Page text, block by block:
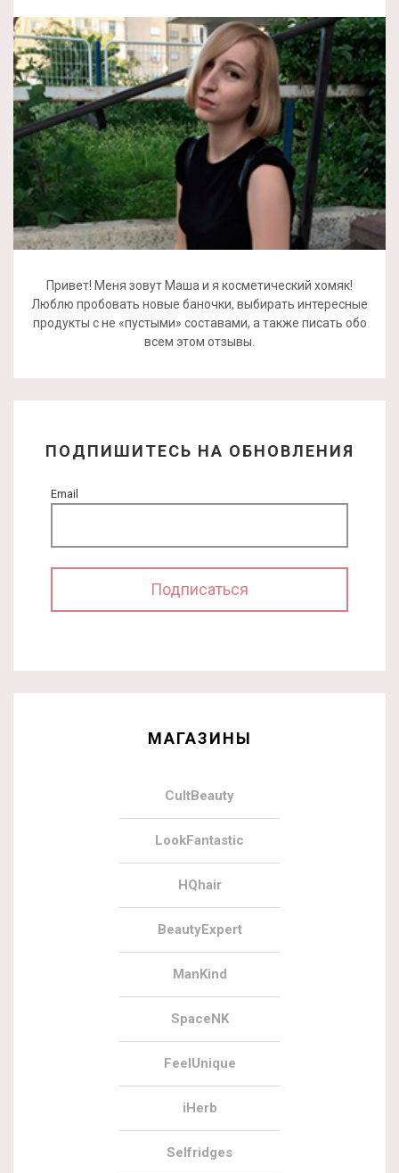
Привет! Меня зовут Маша и я косметический хомяк!
Люблю пробовать новые баночки, выбирать интересные
продукты с не «пустыми» составами, а также писать обо
всем этом отзывы.
ПОДПИШИТЕСЬ НА ОБНОВЛЕНИЯ
Email
МАГАЗИНЫ
CultBeauty
LookFantastic
HQhair
BeautyExpert
ManKind
SpaceNK
FeelUnique
iHerb
Selfridges